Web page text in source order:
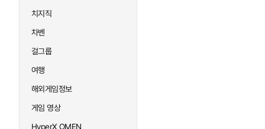
치지직
차벤
걸그룹
여행
해외게임정보
게임 영상
HyperX OMEN